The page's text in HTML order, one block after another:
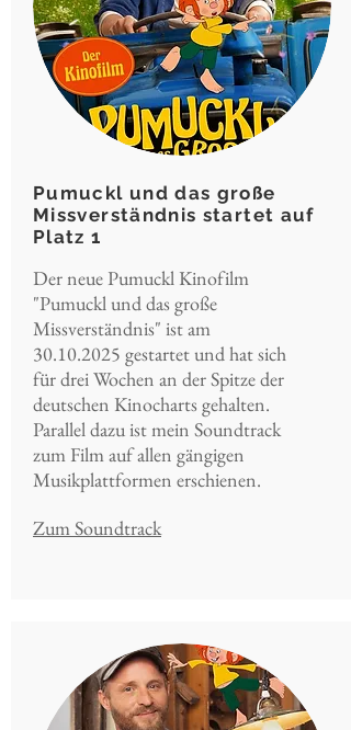
Pumuckl und das große
Missverständnis startet auf
Platz 1
Der neue Pumuckl Kinofilm
"Pumuckl und das große
Missverständnis" ist am
30.10.2025 gestartet und hat sich
für drei Wochen an der Spitze der
deutschen Kinocharts gehalten.
Parallel dazu ist mein Soundtrack
zum Film auf allen gängigen
Musikplattformen erschienen.
Zum Soundtrack